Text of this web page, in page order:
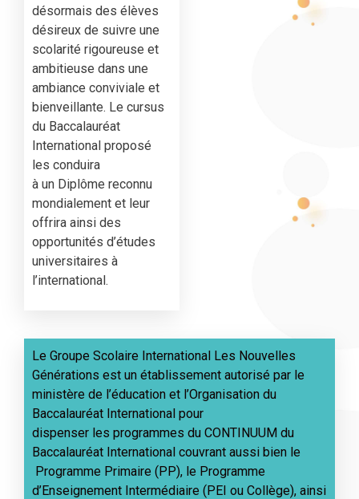
désormais des élèves
désireux de suivre une
scolarité rigoureuse et
ambitieuse dans une
ambiance conviviale et
bienveillante. Le cursus
du Baccalauréat
International proposé
les conduira
à un Diplôme reconnu
mondialement et leur
offrira ainsi des
opportunités d’études
universitaires à
l’international.
Le Groupe Scolaire International Les Nouvelles
Générations est un établissement autorisé par le
ministère de l’éducation et l’Organisation du
Baccalauréat International pour
dispenser les programmes du CONTINUUM du
Baccalauréat International couvrant aussi bien le
Programme Primaire (PP), le Programme
d’Enseignement Intermédiaire (PEI ou Collège), ainsi